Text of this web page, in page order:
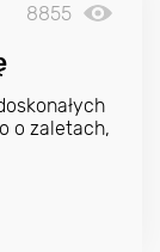
8855
o zaletach,